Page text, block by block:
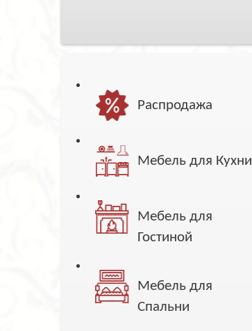
Распродажа
Мебель для Кухни
Мебель для
Гостиной
Мебель для
Спальни